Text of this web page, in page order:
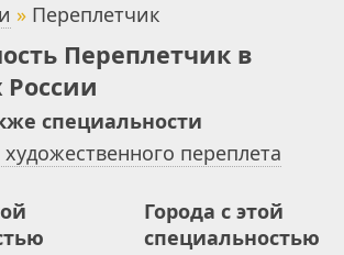
» Переплетчик
Переплетчик в
специальности
переплета
Города с этой
специальностью